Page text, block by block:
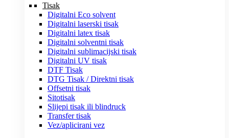
Tisak
Digitalni Eco solvent
Digitalni laserski tisak
Digitalni latex tisak
Digitalni solventni tisak
Digitalni sublimacijski tisak
Digitalni UV tisak
DTF Tisak
DTG Tisak / Direktni tisak
Offsetni tisak
Sitotisak
Slijepi tisak ili blindruck
Transfer tisak
Vez/aplicirani vez